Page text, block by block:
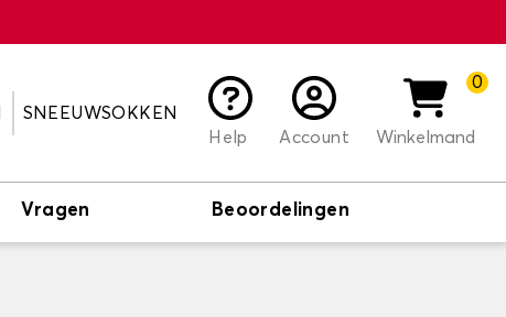
SNEEUWSOKKEN
Help
Account
0
Winkelmand
Vragen Beoordelingen